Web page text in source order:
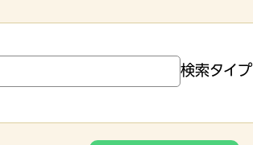
検索タイプ